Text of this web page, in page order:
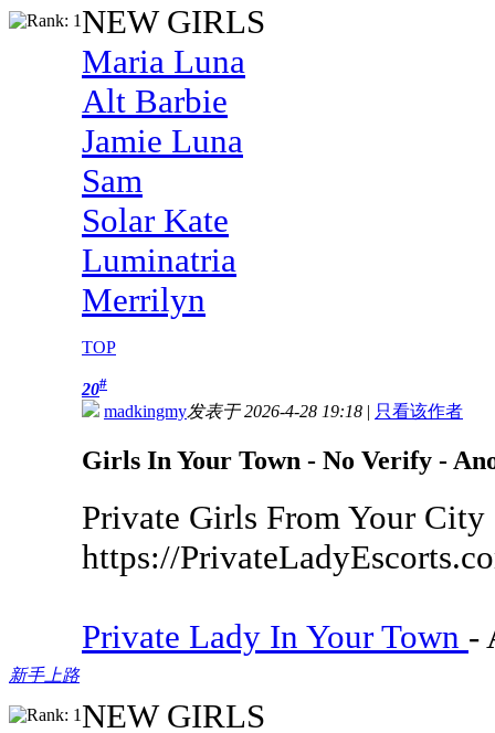
NEW GIRLS
Maria Luna
Alt Barbie
Jamie Luna
Sam
Solar Kate
Luminatria
Merrilyn
TOP
新手上路
20#
madkingmy发表于 2026-4-28 19:18 | 只看该作者
Girls In Your Town - No Verify -
Private Girls From Your
https://
Private Lady In Your Town -
NEW GIRLS